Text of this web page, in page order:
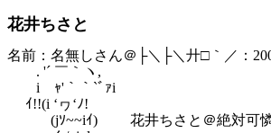
花井ちさと
名前：名無しさん＠├＼├＼廾□｀／：
. '´ ￣｀ヽ,
i ｬ'｀｀`ﾞｧi
ｲ!!(i ‘ヮ‘ﾉ!ゞ
(jｿ~~iｲ) 花井ちさと＠絶対可憐